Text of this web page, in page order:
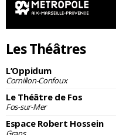
Les Théâtres
L’Oppidum
Cornillon-Confoux
Le Théâtre de Fos
Fos-sur-Mer
Espace Robert Hossein